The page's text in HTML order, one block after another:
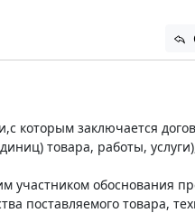
которым заключается
товара, работы,
участником обоснования
поставляемого товара,